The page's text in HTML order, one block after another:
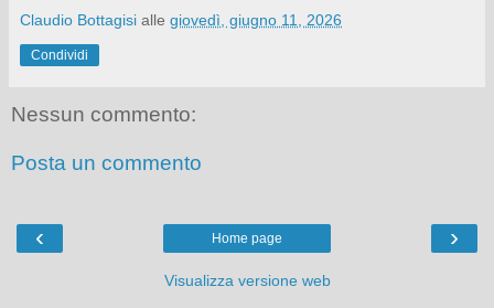
Claudio Bottagisi alle giovedì, giugno 11, 2026
Condividi
Nessun commento:
Posta un commento
‹ ›
Home page
Visualizza versione web